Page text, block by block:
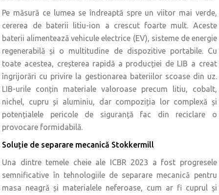
Pe măsură ce lumea se îndreaptă spre un viitor mai verde,
cererea de baterii litiu-ion a crescut foarte mult. Aceste
baterii alimentează vehicule electrice (EV), sisteme de energie
regenerabilă și o multitudine de dispozitive portabile. Cu
toate acestea, creșterea rapidă a producției de LIB a creat
îngrijorări cu privire la gestionarea bateriilor scoase din uz.
LIB-urile conțin materiale valoroase precum litiu, cobalt,
nichel, cupru și aluminiu, dar compoziția lor complexă și
potențialele pericole de siguranță fac din reciclare o
provocare formidabilă.
Soluție de separare mecanică Stokkermill
Una dintre temele cheie ale ICBR 2023 a fost progresele
semnificative în tehnologiile de separare mecanică pentru
masa neagră și materialele neferoase, cum ar fi cuprul și